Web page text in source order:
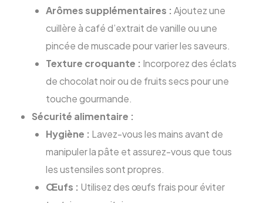
Arômes supplémentaires : Ajoutez une
cuillère à café d’extrait de vanille ou une
pincée de muscade pour varier les saveurs.
Texture croquante : Incorporez des éclats
de chocolat noir ou de fruits secs pour une
touche gourmande.
Sécurité alimentaire :
Hygiène : Lavez-vous les mains avant de
manipuler la pâte et assurez-vous que tous
les ustensiles sont propres.
Œufs : Utilisez des œufs frais pour éviter